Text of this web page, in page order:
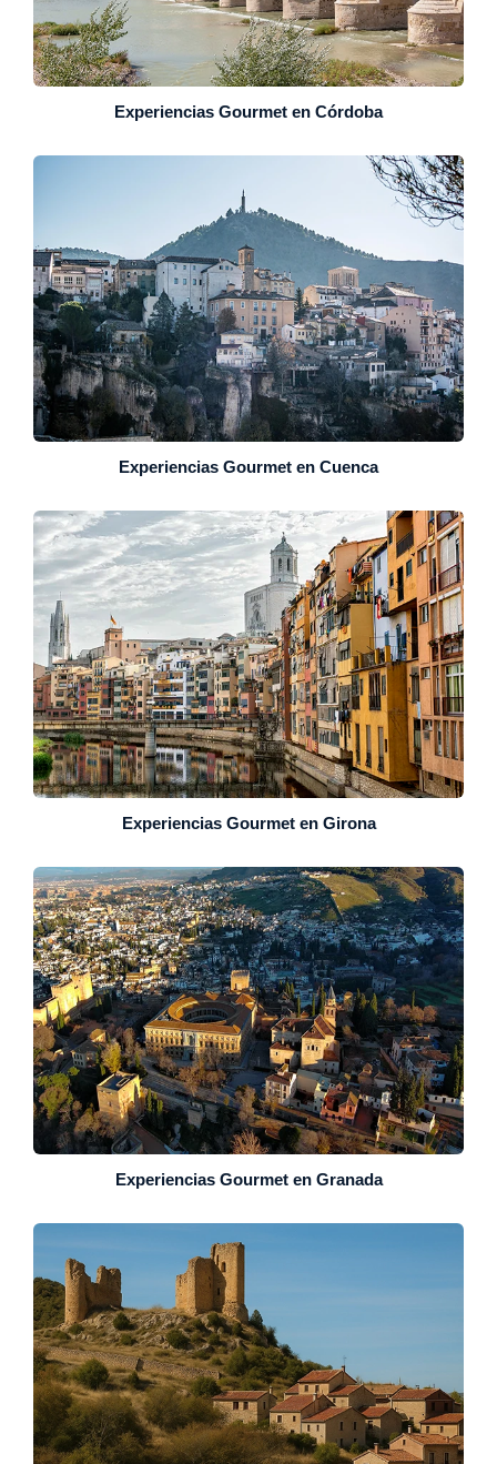
Experiencias Gourmet en Córdoba
Experiencias Gourmet en Cuenca
Experiencias Gourmet en Girona
Experiencias Gourmet en Granada